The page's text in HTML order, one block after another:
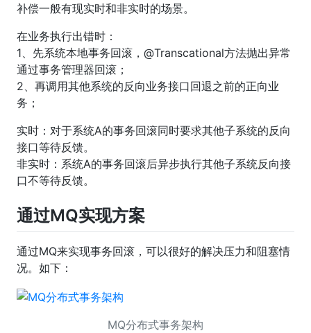
补偿一般有现实时和非实时的场景。
在业务执行出错时：
1、先系统本地事务回滚，@Transcational方法抛出异常
通过事务管理器回滚；
2、再调用其他系统的反向业务接口回退之前的正向业
务；
实时：对于系统A的事务回滚同时要求其他子系统的反向
接口等待反馈。
非实时：系统A的事务回滚后异步执行其他子系统反向接
口不等待反馈。
通过MQ实现方案
通过MQ来实现事务回滚，可以很好的解决压力和阻塞情
况。如下：
MQ分布式事务架构